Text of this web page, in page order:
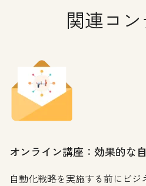
関連コ
オンライン講座：効果的な
自動化戦略を実施する前にビジ